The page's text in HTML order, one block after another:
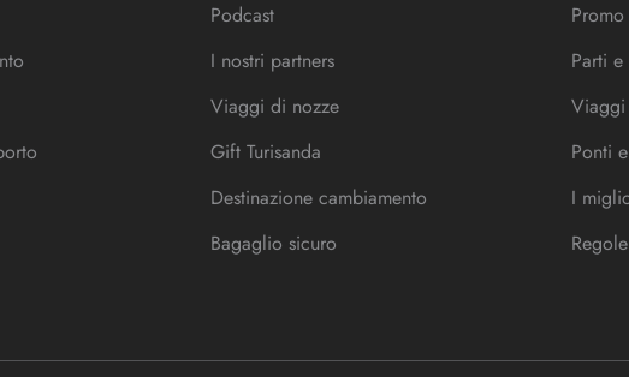
Podcast
I nostri partners
Viaggi di nozze
Gift Turisanda
Destinazione cambiamento
Bagaglio sicuro
Parti
Viaggi
Ponti
I